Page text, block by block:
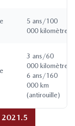
5 ans/100
000 kilomètres
3 ans/60
000 kilomètres
6 ans/160
000 km
(antirouille)
2021.5